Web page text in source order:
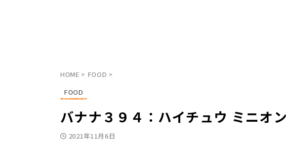
HOME > FOOD >
FOOD
バナナ３９４：ハイチュウ ミニオ
2021年11月6日